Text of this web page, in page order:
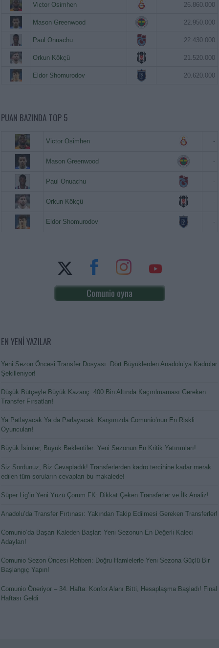
Victor Osimhen 26.860.000
Mason Greenwood 22.950.000
Paul Onuachu 22.430.000
Orkun Kökçü 21.520.000
Eldor Shomurodov 20.620.000
PUAN BAZINDA TOP 5
Victor Osimhen -
Mason Greenwood -
Paul Onuachu -
Orkun Kökçü -
Eldor Shomurodov -
Comunio oyna
EN YENİ YAZILAR
Yeni Sezon Öncesi Transfer Dosyası: Dört Büyüklerden Anadolu’ya Kadrolar
Şekilleniyor!
Düşük Bütçeyle Büyük Kazanç: 400 Bin Altında Kaçırılmaması Gereken
Transfer Fırsatları!
Ya Patlayacak Ya da Parlayacak: Karşınızda Comunio’nun En Riskli
Oyuncuları!
Büyük İsimler, Büyük Beklentiler: Yeni Sezonun En Kritik Yatırımları!
Siz Sordunuz, Biz Cevapladık! Transferlerden kadro tercihine kadar merak
edilen tüm soruların cevapları bu makalede!
Süper Lig’in Yeni Yüzü Çorum FK: Dikkat Çeken Transferler ve İlk Analiz!
Anadolu’da Transfer Fırtınası: Yakından Takip Edilmesi Gereken Transferler!
Comunio’da Başarı Kaleden Başlar: Yeni Sezonun En Değerli Kaleci
Adayları!
Comunio Sezon Öncesi Rehberi: Doğru Hamlelerle Yeni Sezona Güçlü Bir
Başlangıç Yapın!
Comunio Öneriyor – 34. Hafta: Konfor Alanı Bitti, Hesaplaşma Başladı! Final
Haftası Geldi